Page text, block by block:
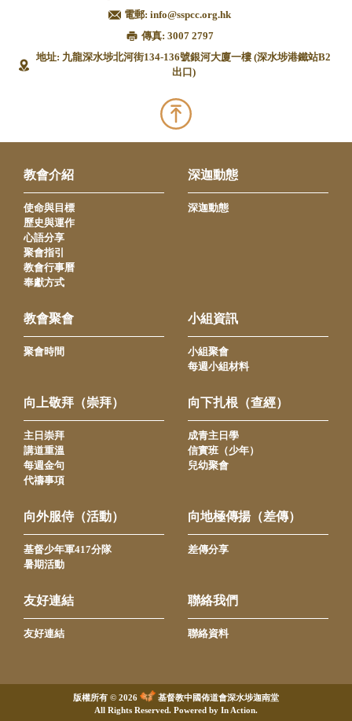
電郵: info@sspcc.org.hk
傳真: 3007 2797
地址: 九龍深水埗北河街134-136號銀河大廈一樓 (深水埗港鐵站B2
出口)
教會介紹
使命與目標
歷史與運作
心語分享
聚會指引
教會行事曆
奉獻方式
深迦動態
深迦動態
教會聚會
聚會時間
小組資訊
小組聚會
每週小組材料
向上敬拜（崇拜）
主日崇拜
講道重溫
每週金句
代禱事項
向下扎根（查經）
成青主日學
信實班（少年）
兒幼聚會
向外服侍（活動）
基督少年軍417分隊
暑期活動
向地極傳揚（差傳）
差傳分享
友好連結
友好連結
聯絡我們
聯絡資料
版權所有 © 2026
基督教中國佈道會深水埗迦南堂
All Rights Reserved. Powered by In Action.